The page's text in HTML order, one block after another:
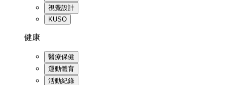
視覺設計
KUSO
健康
醫療保健
運動體育
活動紀錄